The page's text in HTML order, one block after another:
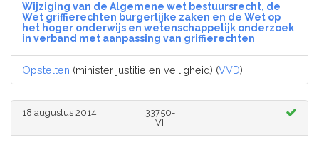
Wijziging van de Algemene wet bestuursrecht, de
Wet griffierechten burgerlijke zaken en de Wet op
het hoger onderwijs en wetenschappelijk onderzoek
in verband met aanpassing van griffierechten
Opstelten (minister justitie en veiligheid) (VVD)
18 augustus 2014
33750-
VI